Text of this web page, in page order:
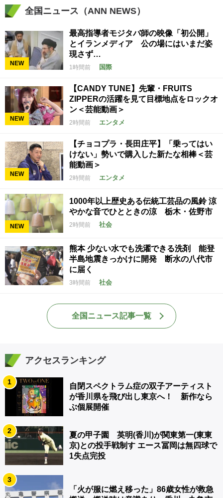
全国ニュース（ANN NEWS）
NEW
最高指導者モジタバ師の映像「初公開」
とイランメディア 公の場にはいまだ姿
現さず…
1時間前 国際
NEW
【CANDY TUNE】先輩・FRUITS
ZIPPERの活躍を見て目標地点をロックオ
ン＜芸能動画＞
2時間前 エンタメ
NEW
【チョコプラ・長田庄平】「乗ってはい
けない」勢いで購入した新たな相棒＜芸
能動画＞
2時間前 エンタメ
NEW
1000年以上歴史ある伝統工芸品の風鈴 涼
やかな音でひとときの涼 栃木・佐野市
2時間前 社会
熊本 少ない水でも洗濯できる洗剤 能登
半島地震きっかけに開発 断水の八代市
に届く
3時間前 社会
全国ニュース記事一覧
アクセスランキング
1
自閉スペクトラム症の双子アーティスト
が香川県を飛び出し東京へ！ 新作なら
ぶ個展開催
2
夏の甲子園 英明(香川)が関東第一(東東
京)との投手戦制す エース冨岡は無四球で
1失点完投
3
「火が服に燃え移った」86歳女性が救急